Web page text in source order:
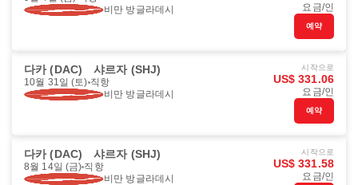
비만 방글라데시
요금/인
예약
다카 (DAC) 샤르자 (SHJ)
10월 31일 (토) 직항
비만 방글라데시
시작으로
US$ 331.06
요금/인
예약
다카 (DAC) 샤르자 (SHJ)
8월 14일 (금) 직항
비만 방글라데시
시작으로
US$ 331.58
요금/인